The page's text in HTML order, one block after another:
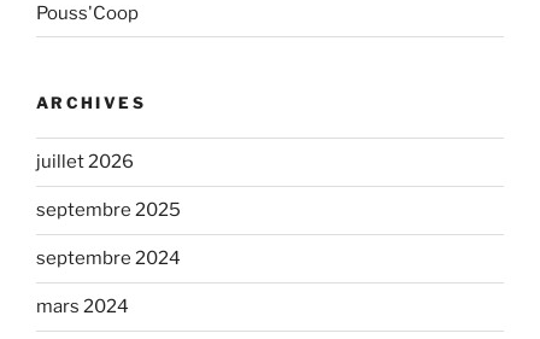
Pouss'Coop
ARCHIVES
juillet 2026
septembre 2025
septembre 2024
mars 2024